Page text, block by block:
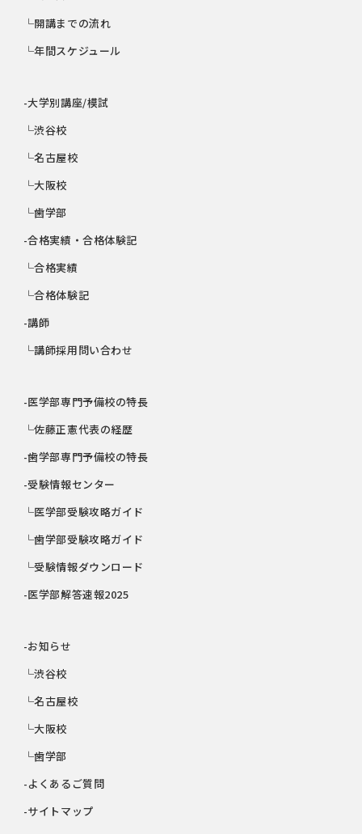
└開講までの流れ
└年間スケジュール
-大学別講座/模試
└渋谷校
└名古屋校
└大阪校
└歯学部
-合格実績・合格体験記
└合格実績
└合格体験記
-講師
└講師採用問い合わせ
-医学部専門予備校の特長
└佐藤正憲代表の経歴
-歯学部専門予備校の特長
-受験情報センター
└医学部受験攻略ガイド
└歯学部受験攻略ガイド
└受験情報ダウンロード
-医学部解答速報2025
-お知らせ
└渋谷校
└名古屋校
└大阪校
└歯学部
-よくあるご質問
-サイトマップ